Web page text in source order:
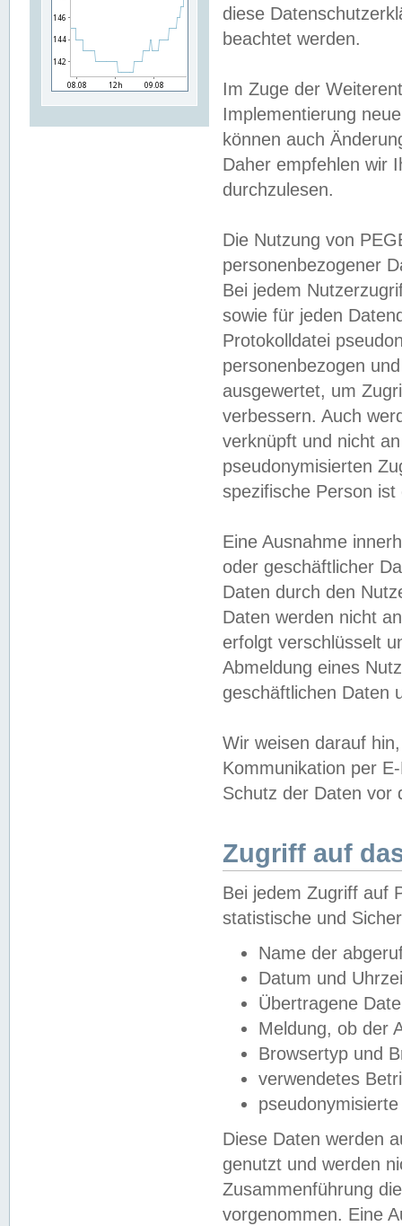
diese
beachtet werden.
Im Zuge der
Implementierung
können auch
Daher empfehlen wir
durchzulesen.
Die Nutzung von
personenbezogener
Bei jedem
sowie für jeden
Protokolldatei
personenbezogen
ausgewertet, um
verbessern. Auch
verknüpft und nicht
pseudonymisierten
spezifische Person
Eine Ausnahme
oder geschäftlicher
Daten durch den
Daten werden nicht
erfolgt verschlüsselt
Abmeldung eines
geschäftlichen Daten
Wir weisen darauf
Kommunikation per
Schutz der Daten vor
Zugriff auf
Bei jedem Zugriff auf
statistische und
Name der
Datum und
Übertragene
Meldung, ob der
Browsertyp und
verwendetes
Diese Daten werden
genutzt und werden
Zusammenführung
vorgenommen. Eine